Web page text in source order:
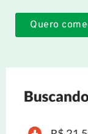
Quero